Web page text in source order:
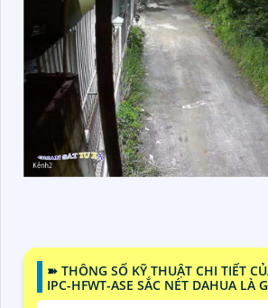
➽ THÔNG SỐ KỸ THUẬT CHI TIẾT
IPC-HFWT-ASE SẮC NÉT DAHUA LÀ